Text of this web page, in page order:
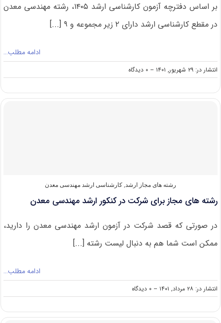
بر اساس دفترچه آزمون کارشناسی ارشد ۱۴۰۵، رشته مهندسی معدن
در مقطع کارشناسی ارشد دارای ۲ زیر مجموعه و ۹ [...]
ادامه مطلب…
انتشار در: ۲۹ شهریور, ۱۴۰۱ -- ۰ دیدگاه
on
گرایش
کارشناسی
رشته های مجاز ارشد, کارشناسی ارشد مهندسی معدن
رشته های مجاز برای شرکت در کنکور ارشد مهندسی معدن
در صورتی که قصد شرکت در آزمون ارشد مهندسی معدن را دارید،
ممکن است شما هم به دنبال لیست رشته [...]
ادامه مطلب…
انتشار در: ۲۸ مرداد, ۱۴۰۱ -- ۰ دیدگاه
on
رشته
مجاز